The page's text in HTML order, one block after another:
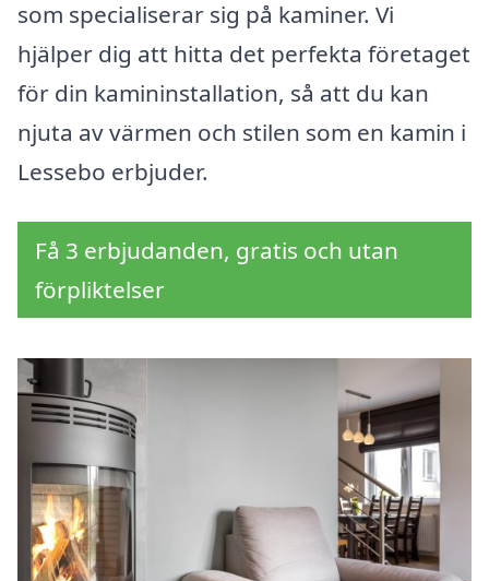
som specialiserar sig på kaminer. Vi
hjälper dig att hitta det perfekta företaget
för din kamininstallation, så att du kan
njuta av värmen och stilen som en kamin i
Lessebo erbjuder.
Få 3 erbjudanden, gratis och utan
förpliktelser